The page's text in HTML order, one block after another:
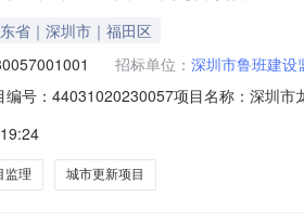
省｜深圳市｜福田区
招标单位： 深圳市鲁班建设
编号：44031020230057项目名称：深圳
06-26发布截止时间：2023-06-29公示
监理 城市更新项目